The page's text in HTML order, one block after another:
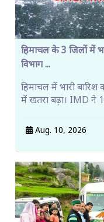
हिमाचल के 3 जिलों में
विभाग ...
हिमाचल में भारी
में खतरा बढ़ा। IMD ने
Aug. 10, 2026